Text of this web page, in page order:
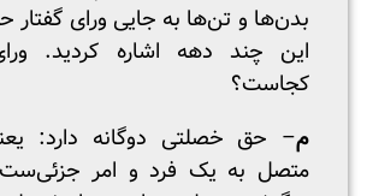
بدن‌ها و تن‌ها به جایی ورای
این چند دهه اشاره کردید.
کجاست؟
م– حق خصلتی دوگانه دارد:
متصل به یک فرد و امر